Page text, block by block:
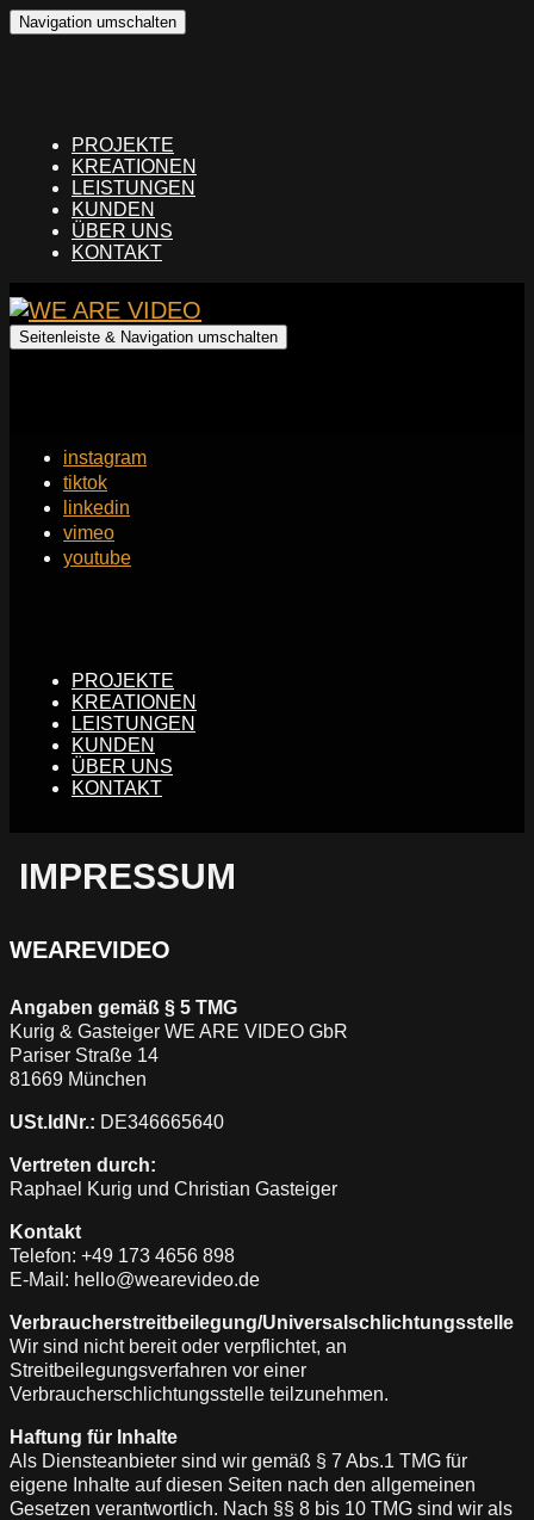
Navigation umschalten
PROJEKTE
KREATIONEN
LEISTUNGEN
KUNDEN
ÜBER UNS
KONTAKT
Seitenleiste & Navigation umschalten
instagram
tiktok
linkedin
vimeo
youtube
PROJEKTE
KREATIONEN
LEISTUNGEN
KUNDEN
ÜBER UNS
KONTAKT
IMPRESSUM
WEAREVIDEO
Angaben gemäß § 5 TMG
Kurig & Gasteiger WE ARE VIDEO GbR
Pariser Straße 14
81669 München
USt.IdNr.: DE346665640
Vertreten durch:
Raphael Kurig und Christian Gasteiger
Kontakt
Telefon: +49 173 4656 898
E-Mail: hello@wearevideo.de
Verbraucherstreitbeilegung/Universalschlichtungsstelle
Wir sind nicht bereit oder verpflichtet, an
Streitbeilegungsverfahren vor einer
Verbraucherschlichtungsstelle teilzunehmen.
Haftung für Inhalte
Als Diensteanbieter sind wir gemäß § 7 Abs.1 TMG für
eigene Inhalte auf diesen Seiten nach den allgemeinen
Gesetzen verantwortlich. Nach §§ 8 bis 10 TMG sind wir als